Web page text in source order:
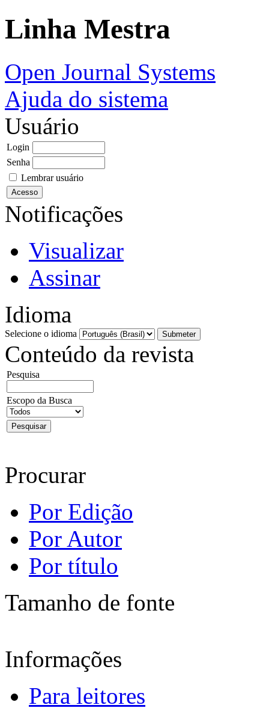
Linha Mestra
Open Journal Systems
Ajuda do sistema
Usuário
Login
Senha
Lembrar usuário
Notificações
Visualizar
Assinar
Idioma
Selecione o idioma
Conteúdo da revista
Pesquisa
Escopo da Busca
Procurar
Por Edição
Por Autor
Por título
Tamanho de fonte
Informações
Para leitores